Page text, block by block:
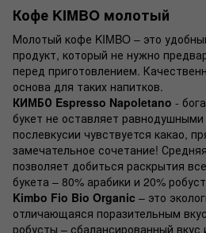
Кофе KIMBO молотый
Молотый кофе KIMBO – это
продукт, который не нужно
перед приготовлением.
основа для таких напитков.
КИМБО Espresso Napoletano -
букет не оставляет
послевкусии чувствуется какао,
замечательное сочетание!
позволяет добиться раскрытия
букета – 80% арабики и 20%
Kimbo Fio Bio Organic – это
отличающаяся поразительным
робусты – сбалансированный вкус